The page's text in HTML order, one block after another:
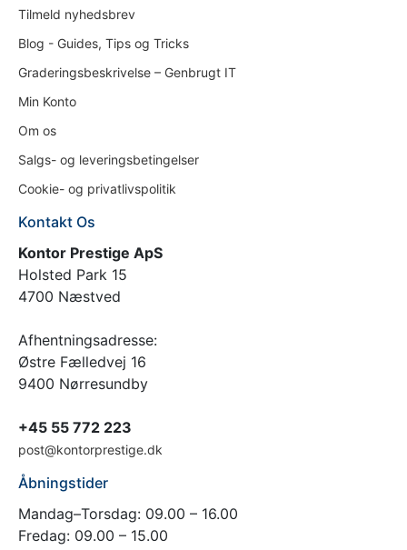
Tilmeld nyhedsbrev
Blog - Guides, Tips og Tricks
Graderingsbeskrivelse – Genbrugt IT
Min Konto
Om os
Salgs- og leveringsbetingelser
Cookie- og privatlivspolitik
Kontakt Os
Kontor Prestige ApS
Holsted Park 15
4700 Næstved
Afhentningsadresse:
Østre Fælledvej 16
9400 Nørresundby
+45 55 772 223
post@kontorprestige.dk
Åbningstider
Mandag–Torsdag: 09.00 – 16.00
Fredag: 09.00 – 15.00